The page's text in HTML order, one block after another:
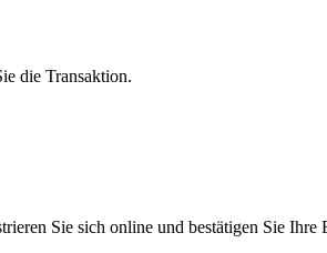
die Transaktion.
Sie sich online und bestätigen Sie Ihre